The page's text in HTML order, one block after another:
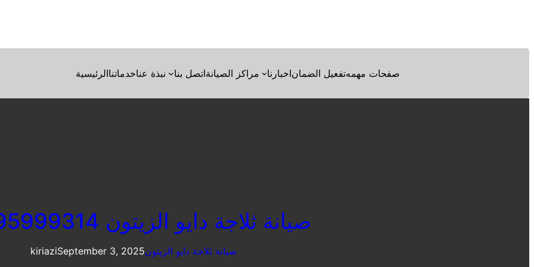
الرئيسيةخدماتنانبذة عنا اتصل بنامراكز الصيانة اخبارناتفعيل الضمانصفحات مهمه
صيانة ثلاجة دايو الزيتون 01095999314
kiriaziSeptember 3, 2025صيانة ثلاجة دايو الزيتون